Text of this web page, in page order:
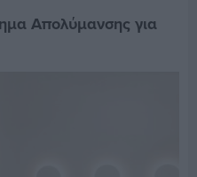
Απολύμανσης για